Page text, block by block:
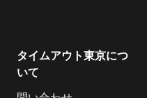
タイムアウト東京につ
いて